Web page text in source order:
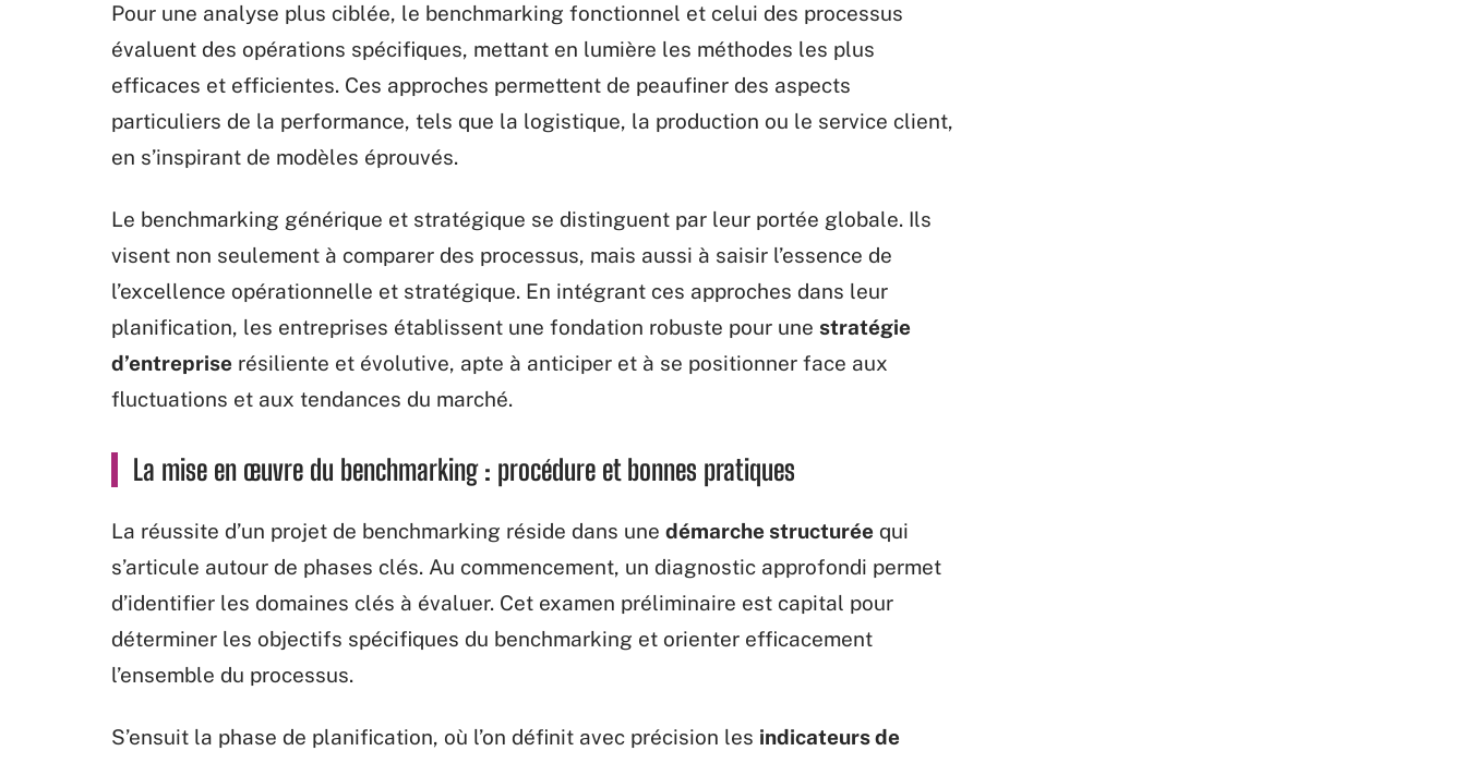
Pour une analyse plus ciblée, le benchmarking fonctionnel et celui des processus
évaluent des opérations spécifiques, mettant en lumière les méthodes les plus
efficaces et efficientes. Ces approches permettent de peaufiner des aspects
particuliers de la performance, tels que la logistique, la production ou le service client,
en s’inspirant de modèles éprouvés.
Le benchmarking générique et stratégique se distinguent par leur portée globale. Ils
visent non seulement à comparer des processus, mais aussi à saisir l’essence de
l’excellence opérationnelle et stratégique. En intégrant ces approches dans leur
planification, les entreprises établissent une fondation robuste pour une stratégie
d’entreprise résiliente et évolutive, apte à anticiper et à se positionner face aux
fluctuations et aux tendances du marché.
La mise en œuvre du benchmarking : procédure et bonnes pratiques
La réussite d’un projet de benchmarking réside dans une démarche structurée qui
s’articule autour de phases clés. Au commencement, un diagnostic approfondi permet
d’identifier les domaines clés à évaluer. Cet examen préliminaire est capital pour
déterminer les objectifs spécifiques du benchmarking et orienter efficacement
l’ensemble du processus.
S’ensuit la phase de planification, où l’on définit avec précision les indicateurs de